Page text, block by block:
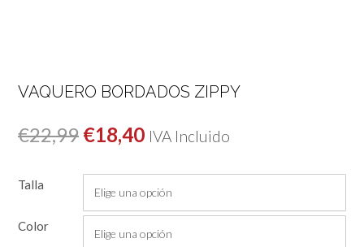
VAQUERO BORDADOS ZIPPY
€22,99 El
original
era:
€18,40El
actual
es:
IVA Incluido
Talla
Color